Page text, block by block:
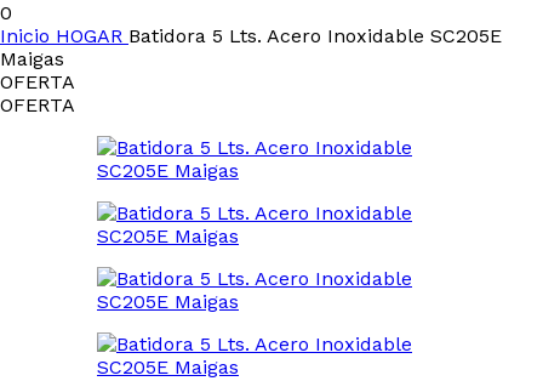
0
Inicio HOGAR Batidora 5 Lts. Acero Inoxidable SC205E
Maigas
OFERTA
OFERTA